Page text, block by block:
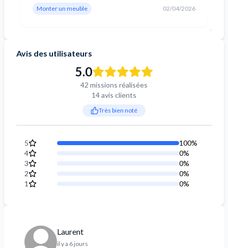
Monter un meuble 02/04/2026
Avis des utilisateurs
5.0
42 missions réalisées
14 avis clients
Très bien noté
5 100%
4
0%
3
0%
2
0%
1
0%
Laurent
il y a 6 jours